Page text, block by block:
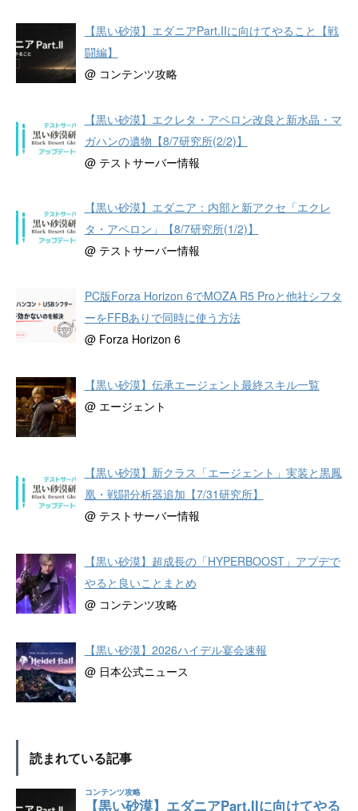
【黒い砂漠】エダニアPart.IIに向けてやること【戦
闘編】
@ コンテンツ攻略
【黒い砂漠】エクレタ・アペロン改良と新水晶・マ
ガハンの遺物【8/7研究所(2/2)】
@ テストサーバー情報
【黒い砂漠】エダニア：内部と新アクセ「エクレ
タ・アペロン」【8/7研究所(1/2)】
@ テストサーバー情報
PC版Forza Horizon 6でMOZA R5 Proと他社シフタ
ーをFFBありで同時に使う方法
@ Forza Horizon 6
【黒い砂漠】伝承エージェント最終スキル一覧
@ エージェント
【黒い砂漠】新クラス「エージェント」実装と黒鳳
凰・戦闘分析器追加【7/31研究所】
@ テストサーバー情報
【黒い砂漠】超成長の「HYPERBOOST」アプデで
やると良いことまとめ
@ コンテンツ攻略
【黒い砂漠】2026ハイデル宴会速報
@ 日本公式ニュース
読まれている記事